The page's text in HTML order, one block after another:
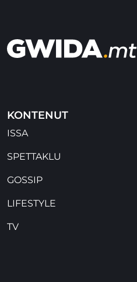
KONTENUT
ISSA
SPETTAKLU
GOSSIP
LIFESTYLE
TV